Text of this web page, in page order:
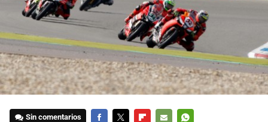
Sin comentarios